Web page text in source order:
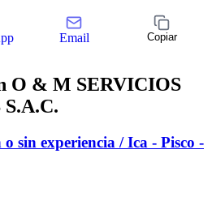
Email Copiar
O & M SERVICIOS
sin experiencia / Ica - Pisco -